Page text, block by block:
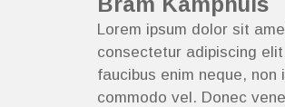
Lorem ipsum dolor sit
consectetur adipiscing
faucibus enim neque, non
commodo vel. Donec